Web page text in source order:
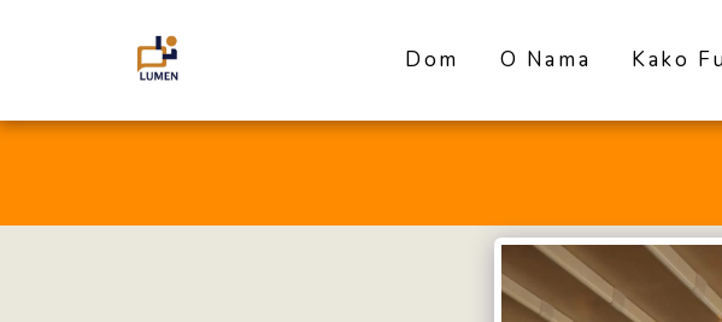
Dom O Nama Kako